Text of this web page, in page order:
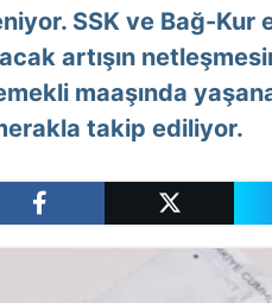
SSK ve Bağ-Kur
artışın
maaşında
takip ediliyor.